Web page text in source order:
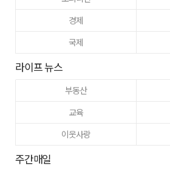
경제
국제
라이프 뉴스
부동산
교육
이웃사랑
주간매일